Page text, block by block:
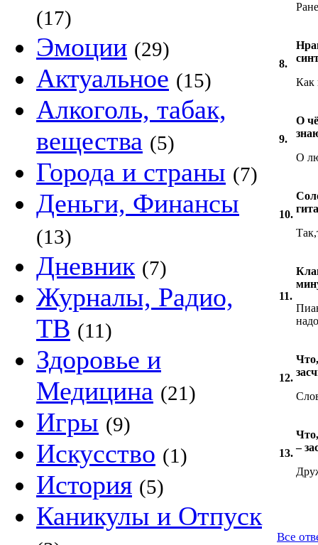
(17)
Эмоции (29)
Актуальное (15)
Алкоголь, табак,
вещества (5)
Города и страны (7)
Деньги, Финансы
(13)
Дневник (7)
Журналы, Радио,
ТВ (11)
Здоровье и
Медицина (21)
Игры (9)
Искусство (1)
История (5)
Каникулы и Отпуск
8.
Как
9.
О
О
10.
11.
надо
12.
13. –
Все